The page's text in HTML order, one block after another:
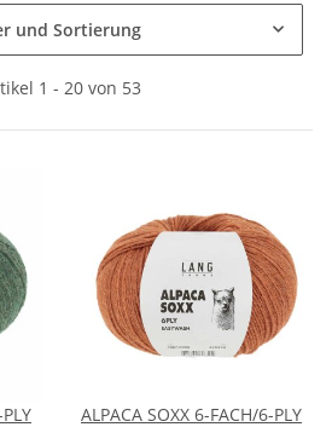
und Sortierung
1 - 20 von 53
ALPACA SOXX 6-FACH/6-PLY